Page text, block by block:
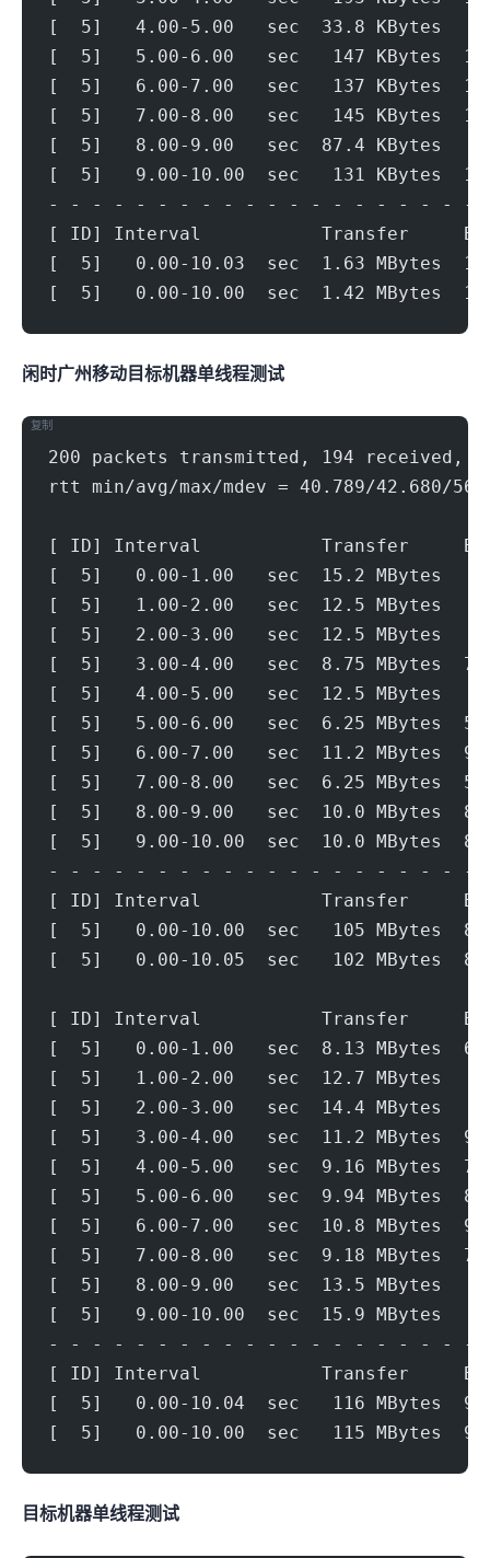
[  5]   4.00-5.00   sec  33.8
[  5]   5.00-6.00   sec   147
[  5]   6.00-7.00   sec   137
[  5]   7.00-8.00   sec   145
[  5]   8.00-9.00   sec  87.4
[  5]   9.00-10.00  sec   131
- - - - - - - - - - - - - - - - - - - -
[ ID] Interval           Transfer
[  5]   0.00-10.03  sec  1.63 MBytes
[  5]   0.00-10.00  sec  1.42 MBytes
闲时广州移动(500Mbps) 目标机器 IPERF3单线程测试
200 packets transmitted, 194 received,
rtt min/avg/max/mdev = 40.789/42.680/
[ ID] Interval           Transfer
[  5]   0.00-1.00   sec  15.2 MBytes
[  5]   1.00-2.00   sec  12.5 MBytes
[  5]   2.00-3.00   sec  12.5 MBytes
[  5]   3.00-4.00   sec  8.75 MBytes
[  5]   4.00-5.00   sec  12.5 MBytes
[  5]   5.00-6.00   sec  6.25 MBytes
[  5]   6.00-7.00   sec  11.2 MBytes
[  5]   7.00-8.00   sec  6.25 MBytes
[  5]   8.00-9.00   sec  10.0 MBytes
[  5]   9.00-10.00  sec  10.0
- - - - - - - - - - - - - - - - - - - -
[ ID] Interval           Transfer
[  5]   0.00-10.00  sec   105 MBytes
[  5]   0.00-10.05  sec   102 MBytes
[ ID] Interval           Transfer
[  5]   0.00-1.00   sec  8.13
[  5]   1.00-2.00   sec  12.7
[  5]   2.00-3.00   sec  14.4
[  5]   3.00-4.00   sec  11.2
[  5]   4.00-5.00   sec  9.16
[  5]   5.00-6.00   sec  9.94
[  5]   6.00-7.00   sec  10.8
[  5]   7.00-8.00   sec  9.18
[  5]   8.00-9.00   sec  13.5
[  5]   9.00-10.00  sec  15.9
- - - - - - - - - - - - - - - - - - - -
[ ID] Interval           Transfer
[  5]   0.00-10.04  sec   116 MBytes
[  5]   0.00-10.00  sec   115 MBytes
复制
目标机器 IPERF3单线程测试